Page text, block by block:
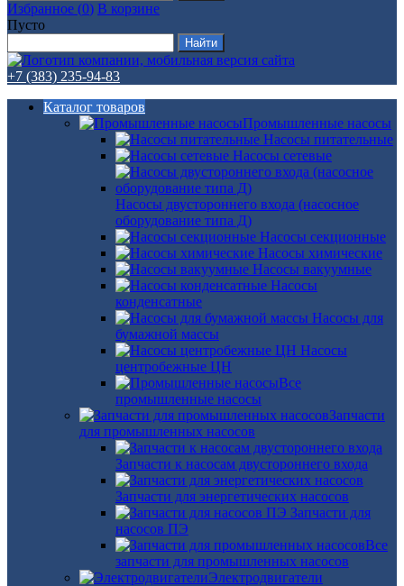
Избранное (0) В корзине
Пусто
+7 (383) 235-94-83
Каталог товаров
Промышленные насосы
Насосы питательные
Насосы сетевые
Насосы двустороннего входа (насосное
оборудование типа Д)
Насосы секционные
Насосы химические
Насосы вакуумные
Насосы
конденсатные
Насосы для
бумажной массы
Насосы
центробежные ЦН
Все
промышленные насосы
Запчасти
для промышленных насосов
Запчасти к насосам двустороннего входа
Запчасти для энергетических насосов
Запчасти для
насосов ПЭ
Все
запчасти для промышленных насосов
Электродвигатели